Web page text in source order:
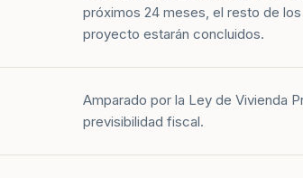
próximos 24 meses, el resto de
proyecto estarán concluidos.
Amparado por la Ley de Vivienda
previsibilidad fiscal.